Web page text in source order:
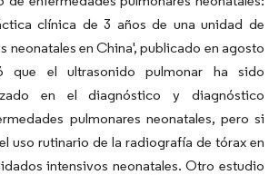
clínica de 3 años de una unidad de
neonatales en China', publicado en agosto
que el ultrasonido pulmonar ha sido
en el diagnóstico y diagnóstico
pulmonares neonatales, pero si
uso rutinario de la radiografía de tórax en
intensivos neonatales. Otro estudio